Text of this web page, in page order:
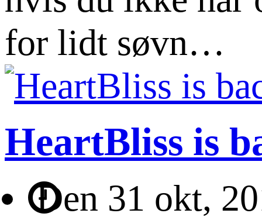
for lidt søvn…
HeartBliss is
Den 31 okt,